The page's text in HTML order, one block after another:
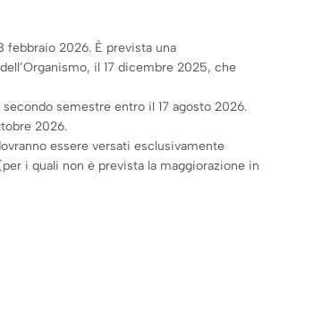
febbraio 2026. È prevista una
il 17 dicembre 2025, che
semestre entro il 17 agosto 2026.
2026.
essere versati esclusivamente
i quali non è prevista la maggiorazione in